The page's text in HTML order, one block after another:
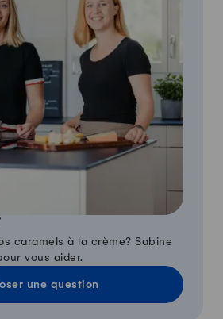
caramels à la crème? Sabine
vous aider.
une question